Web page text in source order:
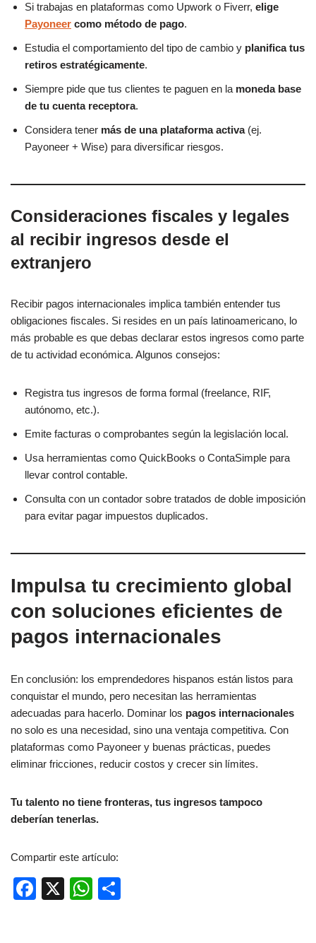
Si trabajas en plataformas como Upwork o Fiverr, elige
Payoneer como método de pago.
Estudia el comportamiento del tipo de cambio y planifica tus
retiros estratégicamente.
Siempre pide que tus clientes te paguen en la moneda base
de tu cuenta receptora.
Considera tener más de una plataforma activa(ej.
Payoneer + Wise) para diversificar riesgos.
Consideraciones fiscales y legales
al recibir ingresos desde el
extranjero
Recibir pagos internacionales implica también entender tus
obligaciones fiscales. Si resides en un país latinoamericano, lo
más probable es que debas declarar estos ingresos como parte
de tu actividad económica. Algunos consejos:
Registra tus ingresos de forma formal (freelance, RIF,
autónomo, etc.).
Emite facturas o comprobantes según la legislación local.
Usa herramientas como QuickBooks o ContaSimple para
llevar control contable.
Consulta con un contador sobre tratados de doble imposición
para evitar pagar impuestos duplicados.
Impulsa tu crecimiento global
con soluciones eficientes de
pagos internacionales
En conclusión: los emprendedores hispanos están listos para
conquistar el mundo, pero necesitan las herramientas
adecuadas para hacerlo. Dominar los pagos internacionales
no solo es una necesidad, sino una ventaja competitiva. Con
plataformas como Payoneer y buenas prácticas, puedes
eliminar fricciones, reducir costos y crecer sin límites.
Tu talento no tiene fronteras, tus ingresos tampoco
deberían tenerlas.
Compartir este artículo:
F
X
W